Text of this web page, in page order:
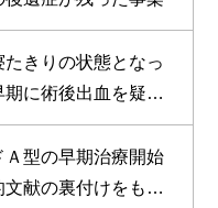
きりの状態となっ
に術後出血を疑っ
断し訴外交渉を行
意が成立した事例
型の早期治療開始
献の裏付けをもっ